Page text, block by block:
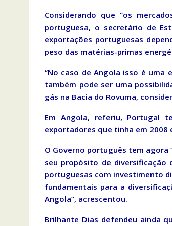
Considerando que “os
portuguesa, o secretário de
exportações portuguesas
peso das matérias-primas
“No caso de Angola isso é uma
também pode ser uma
gás na Bacia do Rovuma,
Em Angola, referiu, Portugal
exportadores que tinha em 2008
O Governo português tem agora
seu propósito de diversificação
portuguesas com investimento
fundamentais para a
Angola”, acrescentou.
Brilhante Dias defendeu ainda